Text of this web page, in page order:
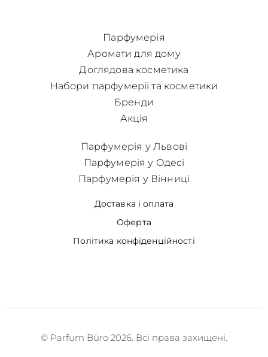
Парфумерія
Аромати для дому
Доглядова косметика
Набори парфумерії та косметики
Бренди
Акція
Доставка і оплата
Оферта
Політика конфіденційності
Парфумерія у Львові
Парфумерія у Одесі
Парфумерія у Вінниці
© Parfum Büro 2026. Всі права захищені.